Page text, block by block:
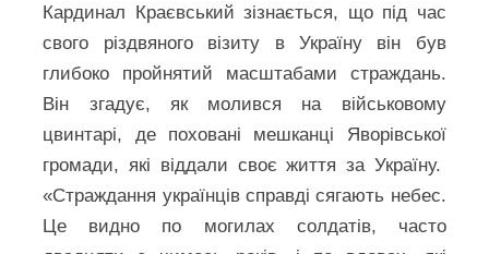
Кардинал Краєвський зізнається, що під час
свого різдвяного візиту в Україну він був
глибоко пройнятий масштабами страждань.
Він згадує, як молився на військовому
цвинтарі, де поховані мешканці Яворівської
громади, які віддали своє життя за Україну.
«Страждання українців справді сягають небес.
Це видно по могилах солдатів, часто